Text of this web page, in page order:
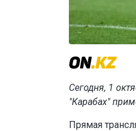
Сегодня, 1
"Карабах"
Прямая